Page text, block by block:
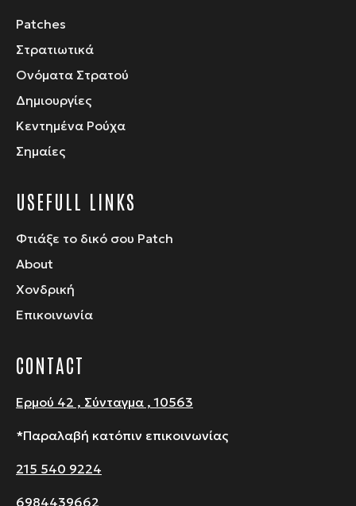
Patches
Στρατιωτικά
Ονόματα Στρατού
Δημιουργίες
Κεντημένα Ρούχα
Σημαίες
USEFULL LINKS
Φτιάξε το δικό σου Patch
About
Χονδρική
Επικοινωνία
CONTACT
Ερμού 42 , Σύνταγμα , 10563
*Παραλαβή κατόπιν επικοινωνίας
215 540 9224
6984439662